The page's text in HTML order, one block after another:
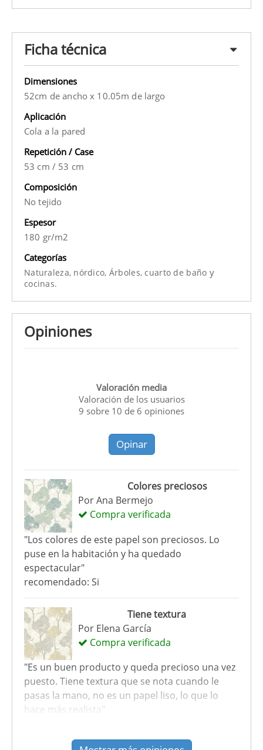
Ficha técnica
Dimensiones
52cm de ancho x 10.05m de largo
Aplicación
Cola a la pared
Repetición / Case
53 cm / 53 cm
Composición
No tejido
Espesor
180 gr/m2
Categorías
Naturaleza, nórdico, Árboles,cuarto de baño y
cocinas.
Opiniones
Valoración media
Valoración de los usuarios
9 sobre 10 de 6 opiniones
Opinar
Colores preciosos
Por Ana Bermejo
Compra verificada
"Los colores de este papel son preciosos. Lo
puse en la habitación y ha quedado
espectacular"
recomendado: Si
Tiene textura
Por Elena García
Compra verificada
"Es un buen producto y queda precioso una vez
puesto. Tiene textura que se nota cuando le
pasas la mano, no es un papel liso, lo que lo
hace más realista"